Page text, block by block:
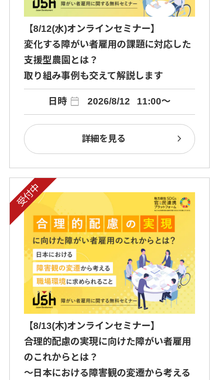
【8/12(水)オンラインセミナー】
変化する障がい者雇用の課題に対応した
支援型農園とは？
取り組み事例も交えて解説します
日時 calendar_today 2026/8/12 11:00～
詳細を見る chevron_right
【8/13(木)オンラインセミナー】
合理的配慮の実現に向けた障がい者雇用
のこれからとは？
～日本における障害観の変遷から考える